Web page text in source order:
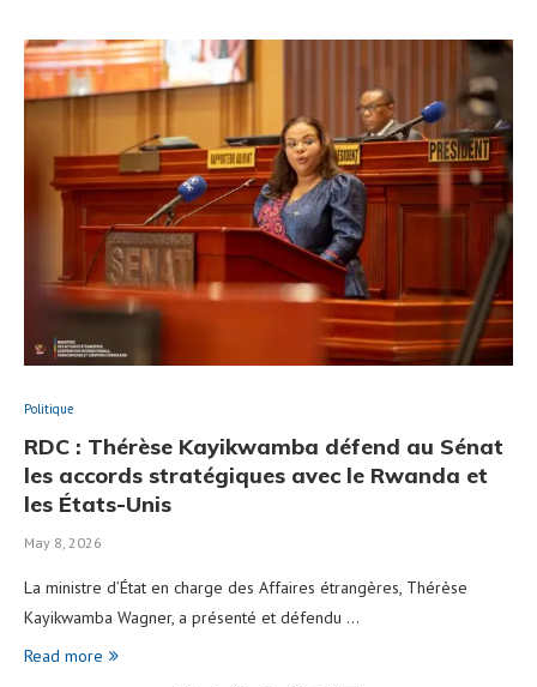
Politique
RDC : Thérèse Kayikwamba défend au Sénat
les accords stratégiques avec le Rwanda et
les États-Unis
May 8, 2026
La ministre d’État en charge des Affaires étrangères, Thérèse
Kayikwamba Wagner, a présenté et défendu …
Read more